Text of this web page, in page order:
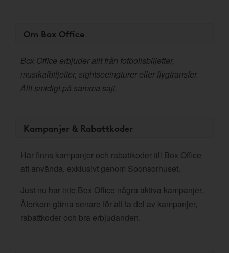
Om Box Office
Box Office erbjuder allt från fotbollsbiljetter,
musikalbiljetter, sightseeingturer eller flygtransfer.
Allt smidigt på samma sajt.
Kampanjer & Rabattkoder
Här finns kampanjer och rabattkoder till Box Office
att använda, exklusivt genom Sponsorhuset.
Just nu har inte Box Office några aktiva kampanjer.
Återkom gärna senare för att ta del av kampanjer,
rabattkoder och bra erbjudanden.